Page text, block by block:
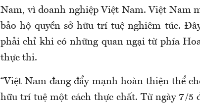
Nam, vì doanh nghiệp Việt Nam. Việt Nam
bảo hộ quyền sở hữu trí tuệ nghiêm túc.
phải chỉ khi có những quan ngại từ phía
thực thi.
“Việt Nam đang đẩy mạnh hoàn thiện thể
hữu trí tuệ một cách thực chất. Từ ngày 7/5